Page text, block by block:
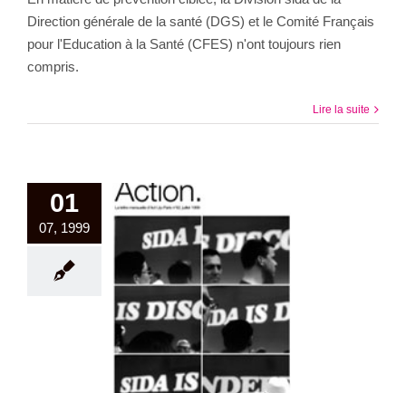
Direction générale de la santé (DGS) et le Comité Français
pour l'Education à la Santé (CFES) n'ont toujours rien
compris.
Lire la suite
01
07, 1999